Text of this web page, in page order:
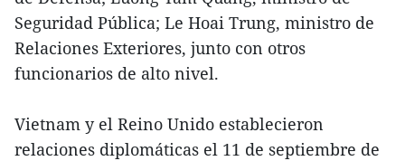
Seguridad Pública; Le Hoai Trung, ministro de
Relaciones Exteriores, junto con otros
funcionarios de alto nivel.
Vietnam y el Reino Unido establecieron
relaciones diplomáticas el 11 de septiembre de